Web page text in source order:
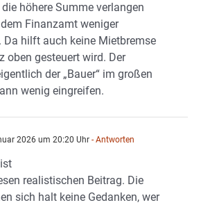
höhere Summe verlangen
Finanzamt weniger
Da hilft auch keine Mietbremse
oben gesteuert wird. Der
der „Bauer“ im großen
wenig eingreifen.
2026 um 20:20 Uhr - Antworten
realistischen Beitrag. Die
sich halt keine Gedanken, wer